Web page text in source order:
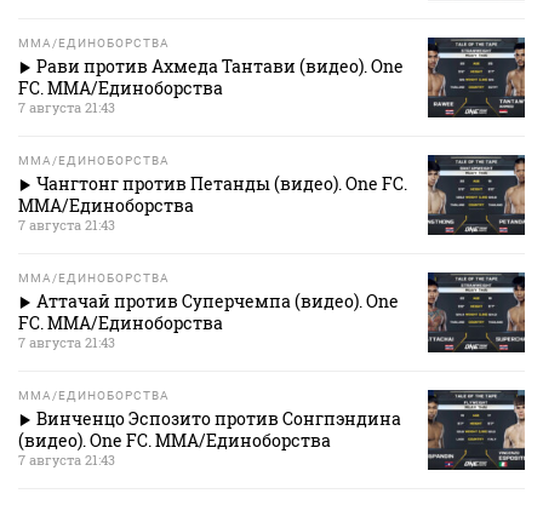
MMA/ЕДИНОБОРСТВА
Рави против Ахмеда Тантави (видео). One
FC. MMA/Единоборства
7 августа 21:43
MMA/ЕДИНОБОРСТВА
Чангтонг против Петанды (видео). One FC.
MMA/Единоборства
7 августа 21:43
MMA/ЕДИНОБОРСТВА
Аттачай против Суперчемпа (видео). One
FC. MMA/Единоборства
7 августа 21:43
MMA/ЕДИНОБОРСТВА
Винченцо Эспозито против Сонгпэндина
(видео). One FC. MMA/Единоборства
7 августа 21:43